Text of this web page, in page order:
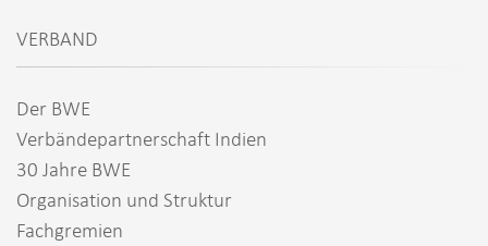
VERBAND
Der BWE
Verbändepartnerschaft Indien
30 Jahre BWE
Organisation und Struktur
Fachgremien